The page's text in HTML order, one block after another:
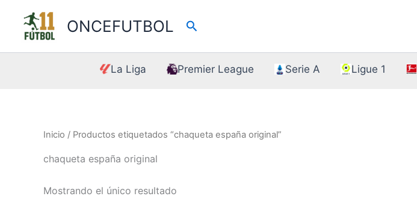
contenido
ONCEFUTBOL Buscar
La Liga Premier League Serie A Ligue 1
Inicio / Productos etiquetados “chaqueta españa original”
chaqueta españa original
Mostrando el único resultado